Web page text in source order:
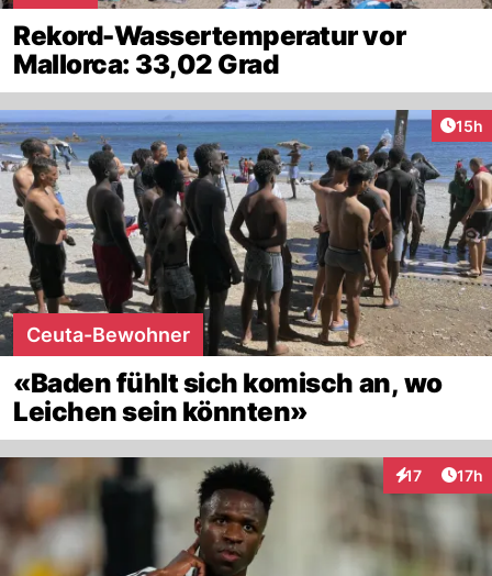
Rekord-Wassertemperatur vor
Mallorca: 33,02 Grad
15h
Ceuta-Bewohner
«Baden fühlt sich komisch an, wo
Leichen sein könnten»
17
Interaktionen
17h